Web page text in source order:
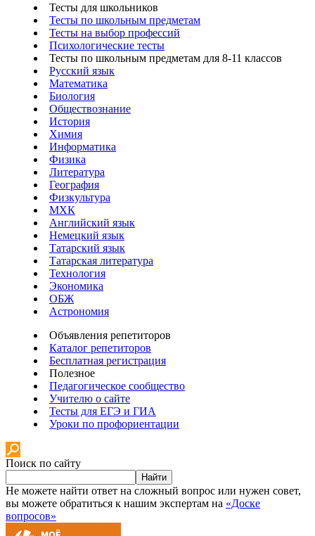
Тесты для школьников
Тесты по школьным предметам
Тесты на выбор профессий
Психологические тесты
Тесты по школьным предметам для 8-11 классов
Русский язык
Математика
Биология
Обществознание
История
Химия
Информатика
Физика
Литература
География
Физкультура
МХК
Английский язык
Немецкий язык
Татарский язык
Татарская литература
Технология
Экономика
ОБЖ
Астрономия
Объявления репетиторов
Каталог репетиторов
Бесплатная регистрация
Полезное
Педагогическое сообщество
Учителю о сайте
Тесты для ЕГЭ и ГИА
Уроки по профориентации
Поиск по сайту
Найти
Не можете найти ответ на сложный вопрос или нужен совет,
вы можете обратиться к нашим экспертам на «Доске
вопросов»